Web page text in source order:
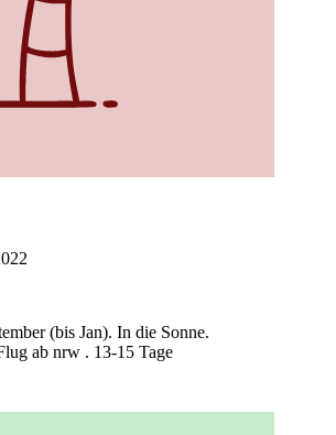
(bis Jan). In die Sonne.
ab nrw . 13-15 Tage